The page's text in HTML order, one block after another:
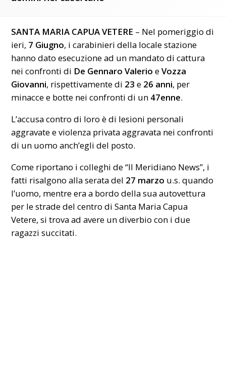
SANTA MARIA CAPUA VETERE – Nel pomeriggio di
ieri, 7 Giugno, i carabinieri della locale stazione
hanno dato esecuzione ad un mandato di cattura
nei confronti di De Gennaro Valerio eVozza
Giovanni, rispettivamente di 23 e 26 anni, per
minacce e botte nei confronti di un 47enne.
L’accusa contro di loro è di lesioni personali
aggravate e violenza privata aggravata nei confronti
di un uomo anch’egli del posto.
Come riportano i colleghi de “Il Meridiano News”, i
fatti risalgono alla serata del 27 marzo u.s. quando
l’uomo, mentre era a bordo della sua autovettura
per le strade del centro di Santa Maria Capua
Vetere, si trova ad avere un diverbio con i due
ragazzi succitati.